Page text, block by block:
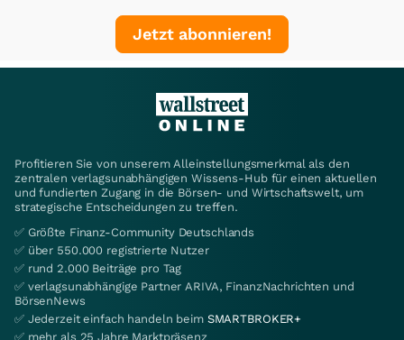
Jetzt abonnieren!
Profitieren Sie von unserem Alleinstellungsmerkmal als den
zentralen verlagsunabhängigen Wissens-Hub für einen aktuellen
und fundierten Zugang in die Börsen- und Wirtschaftswelt, um
strategische Entscheidungen zu treffen.
✅ Größte Finanz-Community Deutschlands
✅ über 550.000 registrierte Nutzer
✅ rund 2.000 Beiträge pro Tag
✅ verlagsunabhängige Partner ARIVA, FinanzNachrichten und
BörsenNews
✅ Jederzeit einfach handeln beim SMARTBROKER+
✅ mehr als 25 Jahre Marktpräsenz